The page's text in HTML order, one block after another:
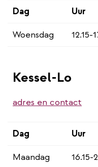
Dag Uur
Woensdag
12.15-
Kessel-Lo
adres en contact
Dag Uur
Maandag
16.15-